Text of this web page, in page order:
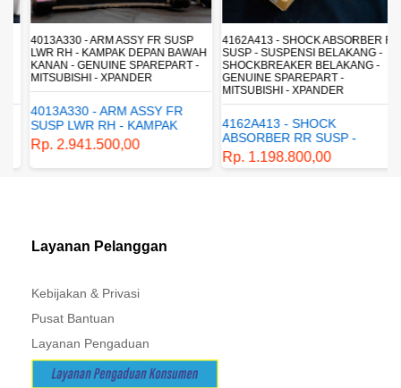
4013A330 - ARM ASSY FR SUSP
LWR RH - KAMPAK DEPAN BAWAH
KANAN - GENUINE SPAREPART -
MITSUBISHI - XPANDER
4013A330 - ARM ASSY FR
SUSP LWR RH - KAMPAK
DEPAN BAWAH KANAN -
GENUINE SPAREPART -
MITSUBISHI - XPANDER
Rp. 2.941.500,00
4162A413 - SHOCK ABSORBER RR
SUSP - SUSPENSI BELAKANG -
SHOCKBREAKER BELAKANG -
GENUINE SPAREPART -
MITSUBISHI - XPANDER
4162A413 - SHOCK
ABSORBER RR SUSP -
SUSPENSI BELAKANG -
SHOCKBREAKER BELAKANG
Rp. 1.198.800,00
Layanan Pelanggan
Kebijakan & Privasi
Pusat Bantuan
Layanan Pengaduan